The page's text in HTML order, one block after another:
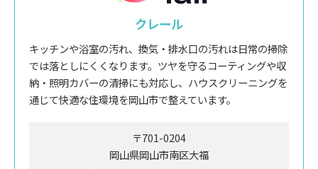
クレール
キッチンや浴室の汚れ、換気・排水口の汚れは日常の掃除
では落としにくくなります。ツヤを守るコーティングや収
納・照明カバーの清掃にも対応し、ハウスクリーニングを
通じて快適な住環境を岡山市で整えています。
〒701-0204
岡山県岡山市南区大福